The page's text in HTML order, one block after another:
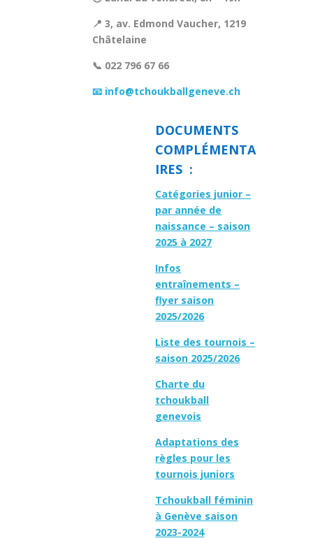
📍 3, av. Edmond Vaucher, 1219
Châtelaine
📞 022 796 67 66
📧 info@tchoukballgeneve.ch
DOCUMENTS
COMPLÉMENTA
IRES :
Catégories junior –
par année de
naissance – saison
2025 à 2027
Infos
entraînements –
flyer saison
2025/2026
Liste des tournois –
saison 2025/2026
Charte du
tchoukball
genevois
Adaptations des
règles pour les
tournois juniors
Tchoukball féminin
à Genève saison
2023-2024